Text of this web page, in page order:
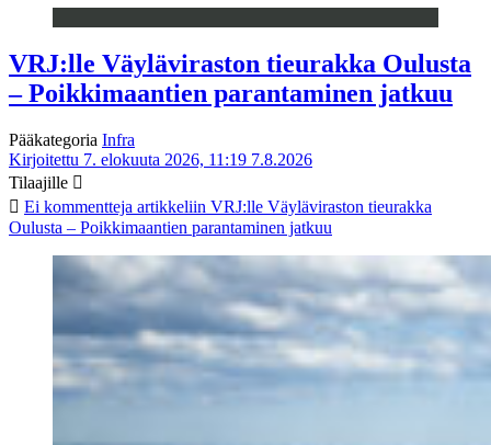
VRJ:lle Väyläviraston tieurakka Oulusta
– Poikkimaantien parantaminen jatkuu
Pääkategoria Infra
Kirjoitettu 7. elokuuta 2026, 11:19 7.8.2026
Tilaajille
Ei kommentteja artikkeliin VRJ:lle Väyläviraston tieurakka
Oulusta – Poikkimaantien parantaminen jatkuu